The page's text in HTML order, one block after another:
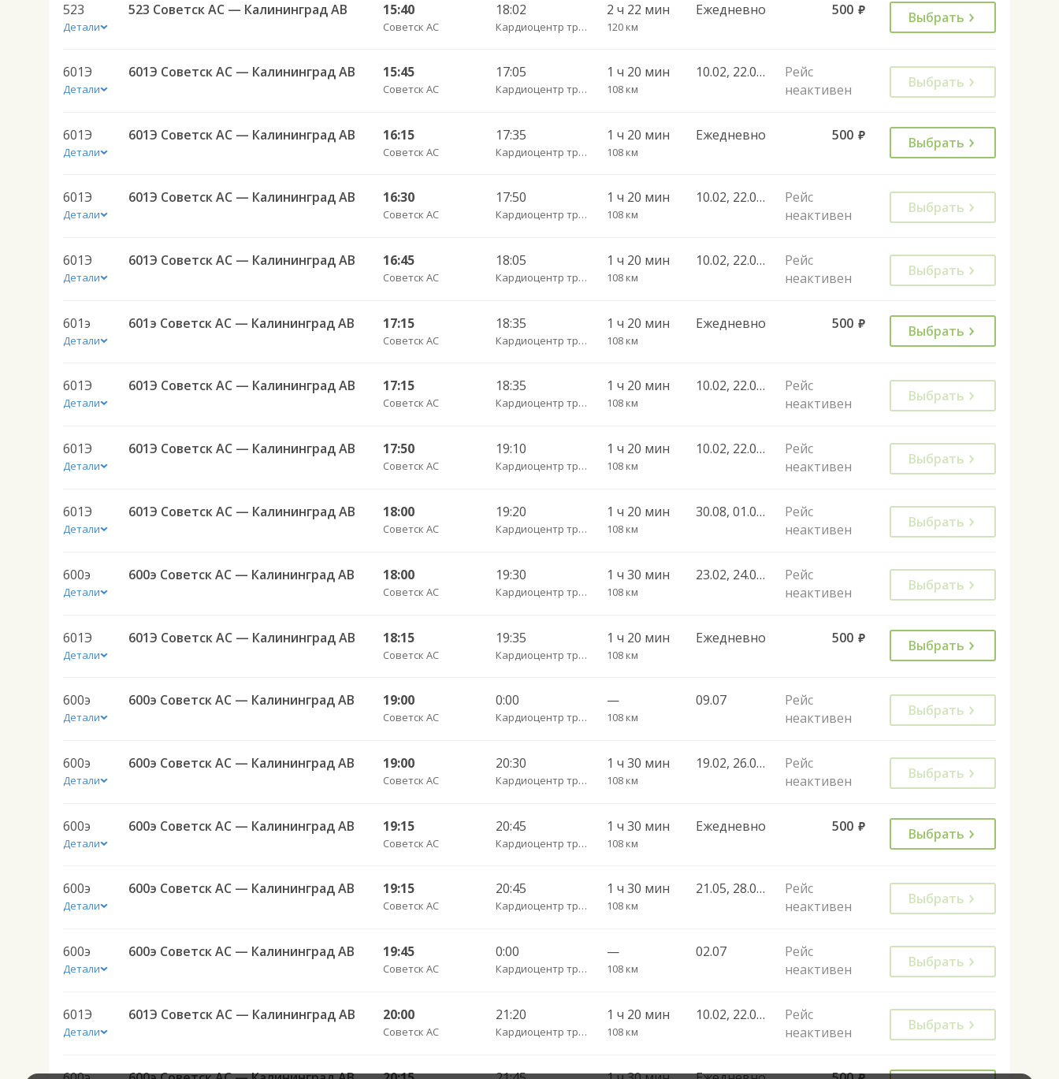
523
Детали
523 Советск АС — Калининград АВ 15:40
Советск АС
18:02
Кардиоцентр трасса
2 ч 22 мин
120 км
Ежедневно 500 руб. Выбрать
601Э
Детали
601Э Советск АС — Калининград АВ 15:45
Советск АС
17:05
Кардиоцентр трасса
1 ч 20 мин
108 км
10.02, 22.02, 26.02, 03.03, 07.03, 10.03, 07.04, 19.04, 21.04, 28.04, 05.05, 20.05, 09.06, 16.06, 23.06, 30.06, 01.07, 08.07, 07.07, 14.07, 21.07, 28.07, 04.08, 11.08, 18.08, 25.08, 01.09, 08.09, 15.09, 17.09, 17.09, 20.10, 27.10, 03.11, 10.11, 17.11, 24.11, 01.12, 08.12, 15.12, 22.12, 29.12, 02.01, 18.02, 02.11, 04.11, 13.09, 27.09, 03.10, 10.10, 17.10, 18.10, 19.10, 24.10, 25.10, 26.10, 31.10, 01.11, 02.11, 03.11, 07.11, 08.11, 14.11, 15.11, 21.11, 22.11, 28.11, 29.11, 05.12, 06.12, 12.12, 13.12, 19.12, 20.12, 26.12, 27.12, 16.01, 17.01
Рейс
неактивен
Выбрать
601Э
Детали
601Э Советск АС — Калининград АВ 16:15
Советск АС
17:35
Кардиоцентр трасса
1 ч 20 мин
108 км
Ежедневно 500 руб. Выбрать
601Э
Детали
601Э Советск АС — Калининград АВ 16:30
Советск АС
17:50
Кардиоцентр трасса
1 ч 20 мин
108 км
10.02, 22.02, 26.02, 03.03, 07.03, 10.03, 07.04, 19.04, 21.04, 28.04, 05.05, 20.05, 09.06, 16.06, 23.06, 30.06, 01.07, 08.07, 07.07, 14.07, 21.07, 28.07, 04.08, 11.08, 18.08, 25.08, 01.09, 08.09, 10.09, 22.09, 29.09, 01.10, 08.10, 29.10, 19.11, 10.12, 02.01, 02.01, 03.01, 19.01, 16.02, 22.02, 25.02, 22.02, 25.02, 07.03, 10.03, 01.03, 27.04, 01.05, 08.05, 03.05, 05.05, 12.06, 11.06, 20.07, 27.07, 03.08, 02.11, 03.11, 03.05, 12.09, 19.09, 21.09, 05.10
Рейс
неактивен
Выбрать
601Э
Детали
601Э Советск АС — Калининград АВ 16:45
Советск АС
18:05
Кардиоцентр трасса
1 ч 20 мин
108 км
10.02, 22.02, 26.02, 03.03, 07.03, 10.03, 07.04, 19.04, 21.04, 28.04, 05.05, 20.05, 09.06, 16.06, 23.06, 30.06, 01.07, 08.07, 07.07, 14.07, 21.07, 28.07, 04.08, 11.08, 18.08, 25.08, 01.09, 08.09, 10.09, 22.09, 29.09, 01.10, 08.10, 29.10, 19.11, 10.12, 02.01, 02.01, 03.01, 19.01, 16.02, 22.02, 25.02, 22.02, 25.02, 07.03, 10.03, 01.03, 29.08, 31.08, 19.09, 21.09, 28.09, 27.09, 03.10, 04.10, 05.10, 10.10, 11.10, 12.10, 17.10, 18.10, 19.10, 25.10, 26.10, 31.10, 01.11, 04.11, 07.11, 08.11, 09.11, 14.11, 15.11, 16.11, 21.11, 22.11, 28.11, 30.11, 05.12, 07.12, 12.12, 13.12, 14.12, 19.12, 20.12, 21.12, 26.12, 27.12, 02.01, 16.01, 17.01
Рейс
неактивен
Выбрать
601э
Детали
601э Советск АС — Калининград АВ 17:15
Советск АС
18:35
Кардиоцентр трасса
1 ч 20 мин
108 км
Ежедневно 500 руб. Выбрать
601Э
Детали
601Э Советск АС — Калининград АВ 17:15
Советск АС
18:35
Кардиоцентр трасса
1 ч 20 мин
108 км
10.02, 22.02, 26.02, 03.03, 07.03, 10.03, 07.04, 19.04, 21.04, 28.04, 05.05, 20.05, 09.06, 16.06, 23.06, 30.06, 01.07, 08.07, 07.07, 14.07, 21.07, 28.07, 04.08, 11.08, 18.08, 25.08, 01.09, 08.09, 10.09, 22.09, 29.09, 01.10, 08.10, 29.10, 19.11, 10.12, 02.01, 02.01, 03.01, 19.01, 16.02, 22.02, 25.02, 22.02, 25.02, 07.03, 10.03, 01.03, 27.04, 01.05, 08.05, 03.05, 05.05, 12.06, 11.06, 20.07, 27.07, 03.08, 02.11, 04.11, 08.01, 28.12, 31.12, 08.03, 30.04, 07.05
Рейс
неактивен
Выбрать
601Э
Детали
601Э Советск АС — Калининград АВ 17:50
Советск АС
19:10
Кардиоцентр трасса
1 ч 20 мин
108 км
10.02, 22.02, 26.02, 03.03, 07.03, 10.03, 07.04, 19.04, 21.04, 28.04, 05.05, 20.05, 09.06, 16.06, 23.06, 30.06, 01.07, 08.07, 07.07, 14.07, 21.07, 28.07, 04.08, 11.08, 18.08, 25.08, 01.09, 08.09, 10.09, 22.09, 29.09, 01.10, 08.10, 29.10, 19.11, 10.12, 02.01, 02.01, 03.01, 19.01, 16.02, 22.02, 25.02, 22.02, 25.02, 07.03, 10.03, 01.03, 14.04
Рейс
неактивен
Выбрать
601Э
Детали
601Э Советск АС — Калининград АВ 18:00
Советск АС
19:20
Кардиоцентр трасса
1 ч 20 мин
108 км
30.08, 01.06, 08.06, 15.06, 22.06, 29.06, 06.07, 13.07, 20.07, 27.07, 10.08, 17.08, 24.08, 31.08, 07.09, 14.09, 21.09, 20.09, 28.09, 05.10, 12.10, 19.10, 26.10, 04.11, 09.11, 16.11, 23.11, 30.11, 07.12, 14.12, 21.12, 28.12, 18.01
Рейс
неактивен
Выбрать
600э
Детали
600э Советск АС — Калининград АВ 18:00
Советск АС
19:30
Кардиоцентр трасса
1 ч 30 мин
108 км
23.02, 24.02, 08.03, 01.05, 09.05, 02.07, 29.09, 06.10, 13.10, 13.10, 20.10, 27.10, 03.11, 06.11, 10.11, 17.11, 24.11, 29.12, 30.12, 08.01
Рейс
неактивен
Выбрать
601Э
Детали
601Э Советск АС — Калининград АВ 18:15
Советск АС
19:35
Кардиоцентр трасса
1 ч 20 мин
108 км
Ежедневно 500 руб. Выбрать
600э
Детали
600э Советск АС — Калининград АВ 19:00
Советск АС
0:00
Кардиоцентр трасса
—
108 км
09.07
Рейс
неактивен
Выбрать
600э
Детали
600э Советск АС — Калининград АВ 19:00
Советск АС
20:30
Кардиоцентр трасса
1 ч 30 мин
108 км
19.02, 26.02, 05.03, 12.03, 19.03, 19.03, 26.03, 02.04, 09.04, 16.04, 23.04, 01.05, 09.05, 14.05, 21.05, 28.05, 04.06, 12.06, 18.06, 25.06, 02.07, 16.07, 23.07, 20.08, 17.09, 22.09, 24.09, 01.10, 08.10, 15.10, 22.10, 29.10, 06.11, 03.11, 12.11, 17.11, 19.11, 26.11, 03.12, 10.12, 17.12, 24.12, 14.01, 21.01, 28.01, 04.02, 11.02, 18.02, 22.02, 25.02, 03.03, 10.03, 07.03, 17.03, 24.03, 31.03, 07.04, 14.04, 21.04, 01.05, 05.05, 12.05, 19.05, 26.05, 02.06, 09.06, 16.06, 23.06, 30.06, 07.07, 14.07, 21.07, 28.07, 04.08, 11.08, 18.08, 25.08, 01.09, 08.09, 15.09, 22.09, 29.09, 06.10, 13.10, 20.10, 27.10, 04.11, 10.11, 17.11, 24.11, 01.12, 08.12, 15.12, 22.12
Рейс
неактивен
Выбрать
600э
Детали
600э Советск АС — Калининград АВ 19:15
Советск АС
20:45
Кардиоцентр трасса
1 ч 30 мин
108 км
Ежедневно 500 руб. Выбрать
600э
Детали
600э Советск АС — Калининград АВ 19:15
Советск АС
20:45
Кардиоцентр трасса
1 ч 30 мин
108 км
21.05, 28.05, 04.06, 17.09, 24.09, 08.01, 22.02, 07.03, 29.04, 30.04, 01.05, 09.05, 08.05, 04.11, 27.12, 28.12, 29.12, 30.12, 31.12, 08.01, 30.04, 07.05
Рейс
неактивен
Выбрать
600э
Детали
600э Советск АС — Калининград АВ 19:45
Советск АС
0:00
Кардиоцентр трасса
—
108 км
02.07
Рейс
неактивен
Выбрать
601Э
Детали
601Э Советск АС — Калининград АВ 20:00
Советск АС
21:20
Кардиоцентр трасса
1 ч 20 мин
108 км
10.02, 22.02, 26.02, 03.03, 07.03, 10.03, 07.04, 19.04, 21.04, 28.04, 01.05, 14.10, 28.10, 04.11, 22.02, 30.05
Рейс
неактивен
Выбрать